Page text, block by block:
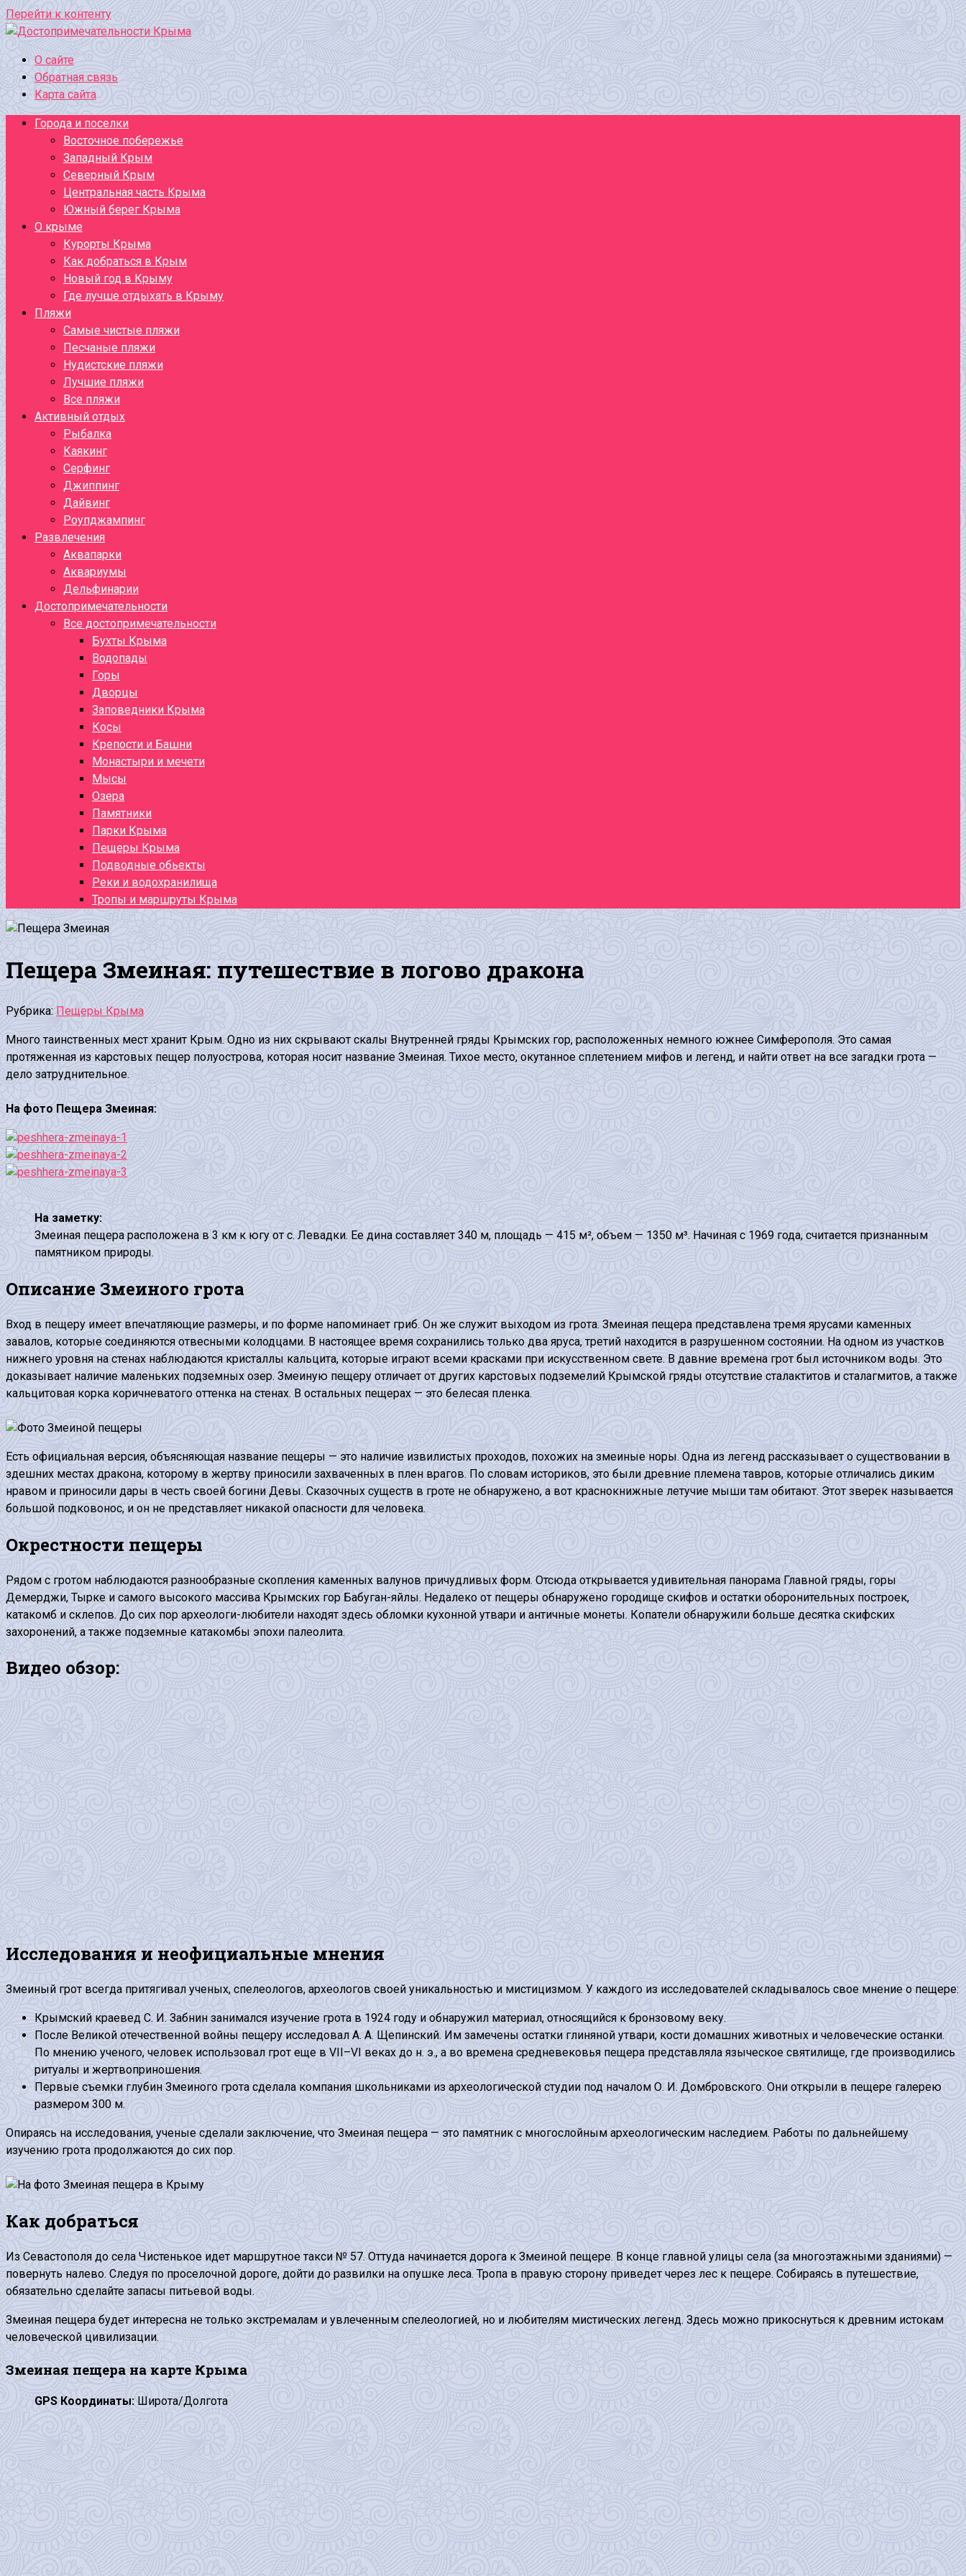
Перейти к контенту
О сайте
Обратная связь
Карта сайта
Города и поселки
Восточное побережье
Западный Крым
Северный Крым
Центральная часть Крыма
Южный берег Крыма
О крыме
Курорты Крыма
Как добраться в Крым
Новый год в Крыму
Где лучше отдыхать в Крыму
Пляжи
Самые чистые пляжи
Песчаные пляжи
Нудистские пляжи
Лучшие пляжи
Все пляжи
Активный отдых
Рыбалка
Каякинг
Серфинг
Джиппинг
Дайвинг
Роупджампинг
Развлечения
Аквапарки
Аквариумы
Дельфинарии
Достопримечательности
Все достопримечательности
Бухты Крыма
Водопады
Горы
Дворцы
Заповедники Крыма
Косы
Крепости и Башни
Монастыри и мечети
Мысы
Озера
Памятники
Парки Крыма
Пещеры Крыма
Подводные обьекты
Реки и водохранилища
Тропы и маршруты Крыма
Пещера Змеиная: путешествие в логово дракона
Рубрика: Пещеры Крыма
Много таинственных мест хранит Крым. Одно из них скрывают скалы Внутренней гряды Крымских гор, расположенных немного южнее Симферополя. Это самая
протяженная из карстовых пещер полуострова, которая носит название Змеиная. Тихое место, окутанное сплетением мифов и легенд, и найти ответ на все загадки грота —
дело затруднительное.
На фото Пещера Змеиная:
На заметку:
Змеиная пещера расположена в 3 км к югу от с. Левадки. Ее дина составляет 340 м, площадь — 415 м², объем — 1350 м³. Начиная с 1969 года, считается признанным
памятником природы.
Описание Змеиного грота
Вход в пещеру имеет впечатляющие размеры, и по форме напоминает гриб. Он же служит выходом из грота. Змеиная пещера представлена тремя ярусами каменных
завалов, которые соединяются отвесными колодцами. В настоящее время сохранились только два яруса, третий находится в разрушенном состоянии. На одном из участков
нижнего уровня на стенах наблюдаются кристаллы кальцита, которые играют всеми красками при искусственном свете. В давние времена грот был источником воды. Это
доказывает наличие маленьких подземных озер. Змеиную пещеру отличает от других карстовых подземелий Крымской гряды отсутствие сталактитов и сталагмитов, а также
кальцитовая корка коричневатого оттенка на стенах. В остальных пещерах — это белесая пленка.
Есть официальная версия, объясняющая название пещеры — это наличие извилистых проходов, похожих на змеиные норы. Одна из легенд рассказывает о существовании в
здешних местах дракона, которому в жертву приносили захваченных в плен врагов. По словам историков, это были древние племена тавров, которые отличались диким
нравом и приносили дары в честь своей богини Девы. Сказочных существ в гроте не обнаружено, а вот краснокнижные летучие мыши там обитают. Этот зверек называется
большой подковонос, и он не представляет никакой опасности для человека.
Окрестности пещеры
Рядом с гротом наблюдаются разнообразные скопления каменных валунов причудливых форм. Отсюда открывается удивительная панорама Главной гряды, горы
Демерджи, Тырке и самого высокого массива Крымских гор Бабуган-яйлы. Недалеко от пещеры обнаружено городище скифов и остатки оборонительных построек,
катакомб и склепов. До сих пор археологи-любители находят здесь обломки кухонной утвари и античные монеты. Копатели обнаружили больше десятка скифских
захоронений, а также подземные катакомбы эпохи палеолита.
Видео обзор:
Исследования и неофициальные мнения
Змеиный грот всегда притягивал ученых, спелеологов, археологов своей уникальностью и мистицизмом. У каждого из исследователей складывалось свое мнение о пещере:
Крымский краевед С. И. Забнин занимался изучение грота в 1924 году и обнаружил материал, относящийся к бронзовому веку.
После Великой отечественной войны пещеру исследовал А. А. Щепинский. Им замечены остатки глиняной утвари, кости домашних животных и человеческие останки.
По мнению ученого, человек использовал грот еще в VII–VI веках до н. э., а во времена средневековья пещера представляла языческое святилище, где производились
ритуалы и жертвоприношения.
Первые съемки глубин Змеиного грота сделала компания школьниками из археологической студии под началом О. И. Домбровского. Они открыли в пещере галерею
размером 300 м.
Опираясь на исследования, ученые сделали заключение, что Змеиная пещера — это памятник с многослойным археологическим наследием. Работы по дальнейшему
изучению грота продолжаются до сих пор.
Как добраться
Из Севастополя до села Чистенькое идет маршрутное такси № 57. Оттуда начинается дорога к Змеиной пещере. В конце главной улицы села (за многоэтажными зданиями) —
повернуть налево. Следуя по проселочной дороге, дойти до развилки на опушке леса. Тропа в правую сторону приведет через лес к пещере. Собираясь в путешествие,
обязательно сделайте запасы питьевой воды.
Змеиная пещера будет интересна не только экстремалам и увлеченным спелеологией, но и любителям мистических легенд. Здесь можно прикоснуться к древним истокам
человеческой цивилизации.
Змеиная пещера на карте Крыма
GPS Координаты:Широта/Долгота